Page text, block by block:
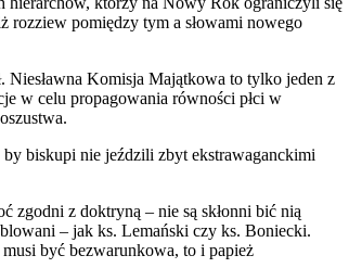
rozziew pomiędzy tym a słowami nowego
Niesławna Komisja Majątkowa to tylko jeden z
w celu propagowania równości płci w
by biskupi nie jeździli zbyt ekstrawaganckimi
zgodni z doktryną – nie są skłonni bić nią
– jak ks. Lemański czy ks. Boniecki.
być bezwarunkowa, to i papież